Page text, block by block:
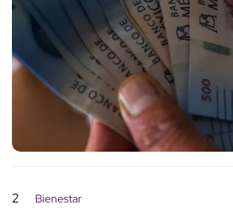
2 Bienestar